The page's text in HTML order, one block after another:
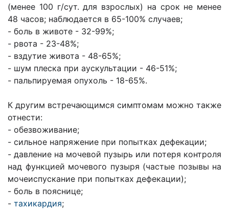
(менее 100 г/сут. для взрослых) на срок не менее
48 часов; наблюдается в 65-100% случаев;
- боль в животе - 32-99%;
- рвота - 23-48%;
- вздутие живота - 48-65%;
- шум плеска при аускультации - 46-51%;
- пальпируемая опухоль - 18-65%.
К другим встречающимся симптомам можно также
отнести:
- обезвоживание;
- сильное напряжение при попытках дефекации;
- давление на мочевой пузырь или потеря контроля
над функцией мочевого пузыря (частые позывы на
мочеиспускание при попытках дефекации);
- боль в пояснице;
- тахикардия;